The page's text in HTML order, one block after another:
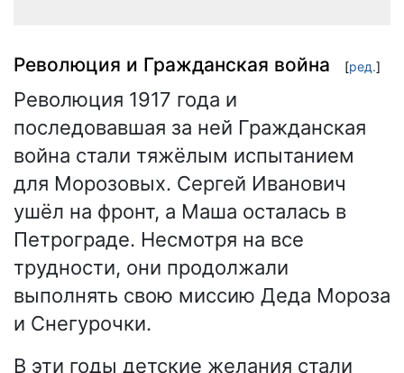
Революция и Гражданская война [ред.]
Революция 1917 года и
последовавшая за ней Гражданская
война стали тяжёлым испытанием
для Морозовых. Сергей Иванович
ушёл на фронт, а Маша осталась в
Петрограде. Несмотря на все
трудности, они продолжали
выполнять свою миссию Деда Мороза
и Снегурочки.
В эти годы детские желания стали